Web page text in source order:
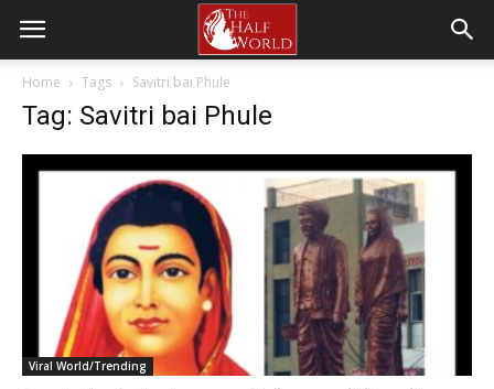
Home Tags Savitri bai Phule
Tag: Savitri bai Phule
Viral World/Trending